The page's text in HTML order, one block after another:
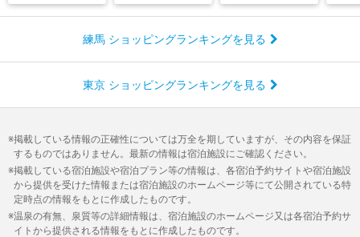
練馬 ショッピングランキングを見る
東京 ショッピングランキングを見る
掲載している情報の正確性については万全を期していますが、その内容を保証
するものではありません。最新の情報は宿泊施設にご確認ください。
掲載している宿泊施設や宿泊プラン等の情報は、各宿泊予約サイトや宿泊施設
から提供を受けた情報または宿泊施設のホームページ等にて公開されている特
定時点の情報をもとに作成したものです。
温泉の有無、泉質等の詳細情報は、宿泊施設のホームページ又は各宿泊予約サ
イトから提供される情報をもとに作成したものです。